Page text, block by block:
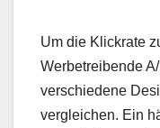
Um die Klickrate
Werbetreibende
verschiedene
vergleichen. Ein